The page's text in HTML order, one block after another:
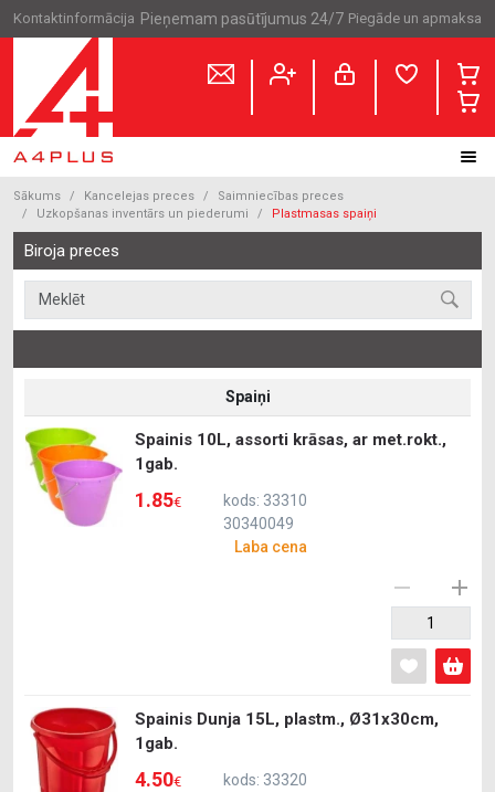
Kontaktinformācija Pieņemam pasūtījumus 24/7 Piegāde un apmaksa
Sākums Kancelejas preces
Saimniecības preces
Uzkopšanas inventārs un piederumi
Plastmasas spaiņi
Biroja preces
Spaiņi
Spainis 10L, assorti krāsas, ar met.rokt.,
1gab.
1.85€
kods: 33310
30340049
Laba cena
Spainis Dunja 15L, plastm., Ø31x30cm,
1gab.
4.50€
kods: 33320